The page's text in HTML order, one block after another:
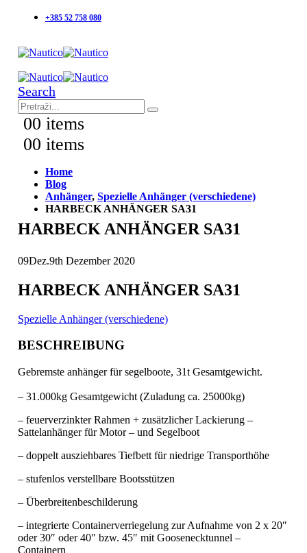
+385 52 758 080
Search
00 items
00 items
Home
Blog
Anhänger, Spezielle Anhänger (verschiedene)
HARBECK ANHÄNGER SA31
HARBECK ANHÄNGER SA31
09Dez.9th Dezember 2020
HARBECK ANHÄNGER SA31
Spezielle Anhänger (verschiedene)
BESCHREIBUNG
Gebremste anhänger für segelboote, 31t Gesamtgewicht.
– 31.000kg Gesamtgewicht (Zuladung ca. 25000kg)
– feuerverzinkter Rahmen + zusätzlicher Lackierung –
Sattelanhänger für Motor – und Segelboot
– doppelt ausziehbares Tiefbett für niedrige Transporthöhe
– stufenlos verstellbare Bootsstützen
– Überbreitenbeschilderung
– integrierte Containerverriegelung zur Aufnahme von 2 x 20″
oder 30″ oder 40″ bzw. 45″ mit Goosenecktunnel –
Containern